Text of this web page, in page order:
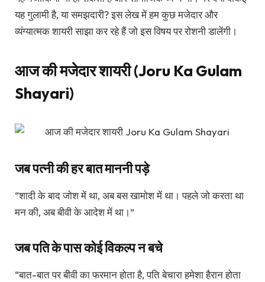
यह गुलामी है, या समझदारी? इस लेख में हम कुछ मजेदार और
व्यंग्यात्मक शायरी साझा कर रहे हैं जो इस विषय पर रोशनी डालेंगी।
आज की मजेदार शायरी (Joru Ka Gulam
Shayari)
जब पत्नी की हर बात माननी पड़े
“शादी के बाद जोश में था, अब बस खामोश में था। पहले जो करता था
मन की, अब बीवी के आदेश में था।”
जब पति के पास कोई विकल्प न बचे
“बात-बात पर बीवी का फरमान होता है, पति बेचारा हमेशा हैरान होता